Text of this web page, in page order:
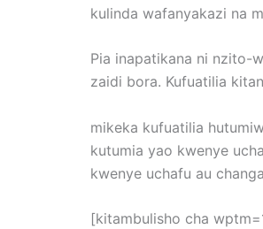
kulinda wafanyakazi na
Pia inapatikana ni nzito-
zaidi bora. Kufuatilia
mikeka kufuatilia
kutumia yao kwenye
kwenye uchafu au
[kitambulisho cha